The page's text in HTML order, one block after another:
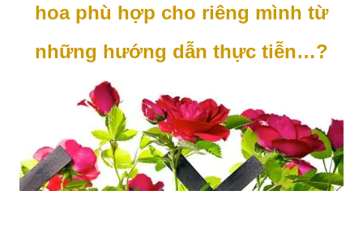
hoa phù hợp cho riêng mình từ
những hướng dẫn thực tiễn…?